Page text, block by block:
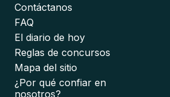
Contáctanos
FAQ
El diario de hoy
Reglas de concursos
Mapa del sitio
¿Por qué confiar en
nosotros?